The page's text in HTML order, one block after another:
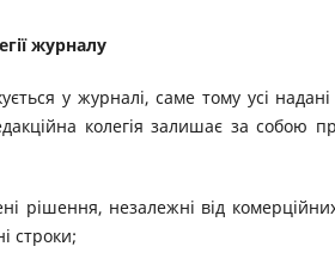
журналу
у журналі, саме тому усі
колегія залишає за собою
рішення, незалежні від
строки;